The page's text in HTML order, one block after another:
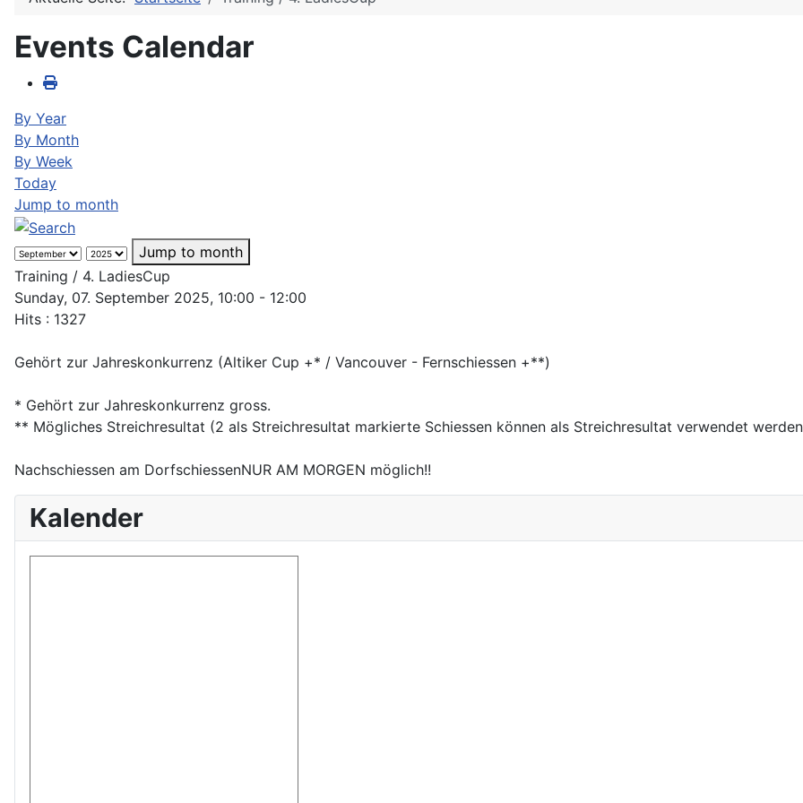
Events Calendar
By Year
By Month
By Week
Today
Jump to month
Jump to month
Training / 4. LadiesCup
Sunday, 07. September 2025, 10:00 - 12:00
Hits : 1327
Gehört zur Jahreskonkurrenz (Altiker Cup +* / Vancouver - Fernschiessen +**)
* Gehört zur Jahreskonkurrenz gross.
** Mögliches Streichresultat (2 als Streichresultat markierte Schiessen können als Streichresultat verwendet
Nachschiessen am DorfschiessenNUR AM MORGEN möglich!!
Kalender